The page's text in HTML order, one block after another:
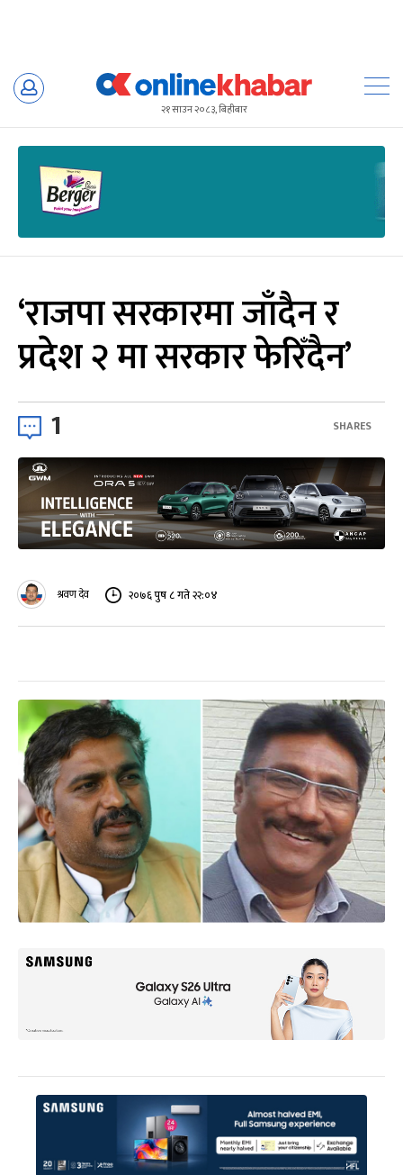
Skip
२१ साउन २०८३, बिहीबार
‘राजपा सरकारमा जाँदैन र
प्रदेश २ मा सरकार फेरिँदैन’
1 SHARES
श्रवण देव २०७६ पुष ८ गते २२:०४